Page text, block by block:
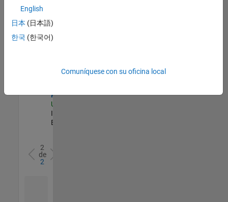
Manager
| Commercial
Sales Development Representative
Sales
Representative
US-MA-Natick
Inside Sales |
Experimentado
2
de
2
English
日本 (日本語)
한국 (한국어)
Comuníquese con su oficina local